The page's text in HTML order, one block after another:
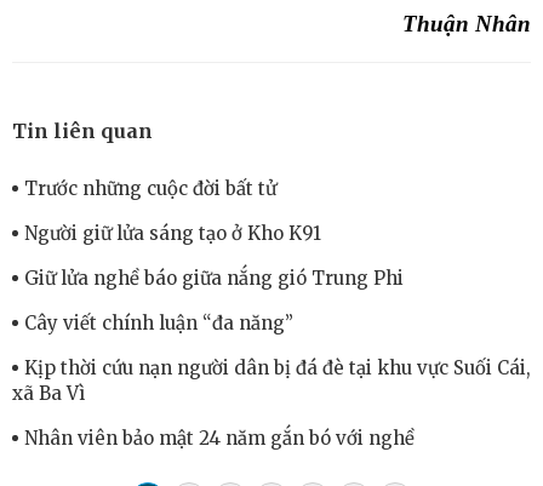
Thuận Nhân
Tin liên quan
Trước những cuộc đời bất tử
Người giữ lửa sáng tạo ở Kho K91
Giữ lửa nghề báo giữa nắng gió Trung Phi
Cây viết chính luận “đa năng”
Kịp thời cứu nạn người dân bị đá đè tại khu vực Suối Cái,
xã Ba Vì
Nhân viên bảo mật 24 năm gắn bó với nghề